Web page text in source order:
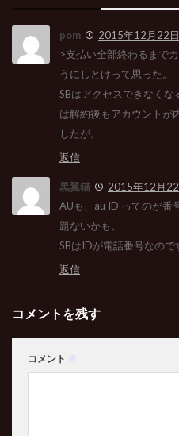
pom
2015年12月22
>支払い全部終わるまで
うにしとけって思った。
SBはアクセスできなく
は解約後もアカウントが
したが。
返信
黒翼猫
2015年12月
AUも、au ID ってのが番
題ないかも。
SBはIDが電話番号なの
返信
コメントを残す
コメント ※